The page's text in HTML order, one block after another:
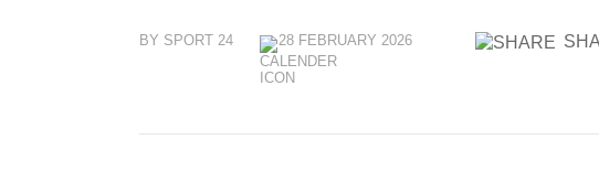
BY SPORT 24 28 FEBRUARY 2026